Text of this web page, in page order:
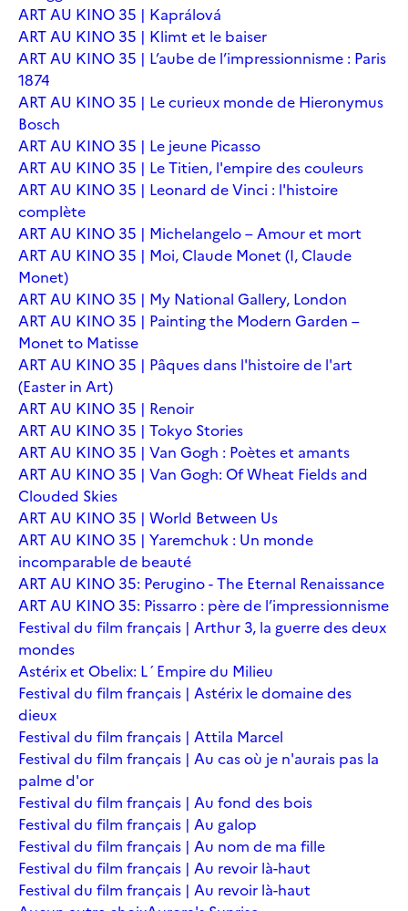
ART AU KINO 35 | Kaprálová
ART AU KINO 35 | Klimt et le baiser
ART AU KINO 35 | L’aube de l’impressionnisme : Paris
1874
ART AU KINO 35 | Le curieux monde de Hieronymus
Bosch
ART AU KINO 35 | Le jeune Picasso
ART AU KINO 35 | Le Titien, l'empire des couleurs
ART AU KINO 35 | Leonard de Vinci : l'histoire
complète
ART AU KINO 35 | Michelangelo – Amour et mort
ART AU KINO 35 | Moi, Claude Monet (I, Claude
Monet)
ART AU KINO 35 | My National Gallery, London
ART AU KINO 35 | Painting the Modern Garden –
Monet to Matisse
ART AU KINO 35 | Pâques dans l'histoire de l'art
(Easter in Art)
ART AU KINO 35 | Renoir
ART AU KINO 35 | Tokyo Stories
ART AU KINO 35 | Van Gogh : Poètes et amants
ART AU KINO 35 | Van Gogh: Of Wheat Fields and
Clouded Skies
ART AU KINO 35 | World Between Us
ART AU KINO 35 | Yaremchuk : Un monde
incomparable de beauté
ART AU KINO 35: Perugino - The Eternal Renaissance
ART AU KINO 35: Pissarro : père de l’impressionnisme
Festival du film français | Arthur 3, la guerre des deux
mondes
Astérix et Obelix: L´Empire du Milieu
Festival du film français | Astérix le domaine des
dieux
Festival du film français | Attila Marcel
Festival du film français | Au cas où je n'aurais pas la
palme d'or
Festival du film français | Au fond des bois
Festival du film français | Au galop
Festival du film français | Au nom de ma fille
Festival du film français | Au revoir là-haut
Festival du film français | Au revoir là-haut